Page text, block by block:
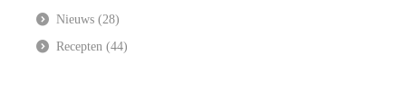
Nieuws (28)
Recepten (44)